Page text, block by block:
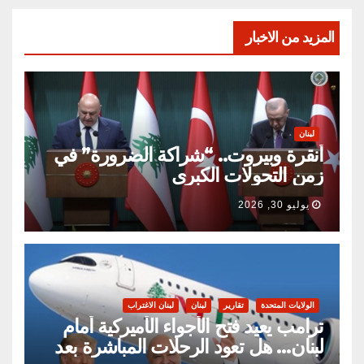
المزيد من الاخبار
لبنان
أنقرة وبيروت.. “شراكة الضرورة” في
زمن التحولات الكبرى
يوليو 30, 2026
الولايات المتحدة تقارير لبنان لبنان الاغتراب
ترامب يعيد فتح الأجواء الأميركية أمام
لبنان… هل تعود الرحلات المباشرة بعد